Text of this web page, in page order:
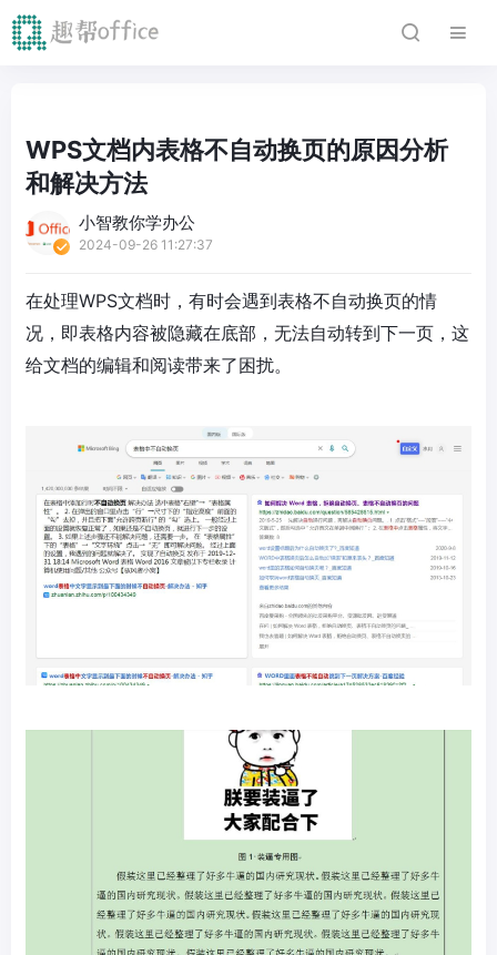
WPS文档内表格不自动换页的原因分析
和解决方法
小智教你学办公
2024-09-26 11:27:37
在处理WPS文档时，有时会遇到表格不自动换页的情
况，即表格内容被隐藏在底部，无法自动转到下一页，这
给文档的编辑和阅读带来了困扰。